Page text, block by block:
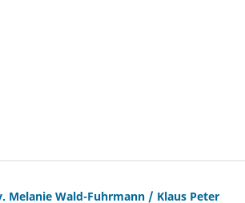
Wald-Fuhrmann / Klaus Peter